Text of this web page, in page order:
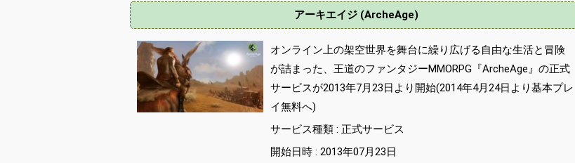
アーキエイジ (ArcheAge)
オンライン上の架空世界を舞台に繰り広げる自由な生活と冒険
が詰まった、王道のファンタジーMMORPG『ArcheAge』の正式
サービスが2013年7月23日より開始(2014年4月24日より基本プレ
イ無料へ)
サービス種類 : 正式サービス
開始日時 : 2013年07月23日